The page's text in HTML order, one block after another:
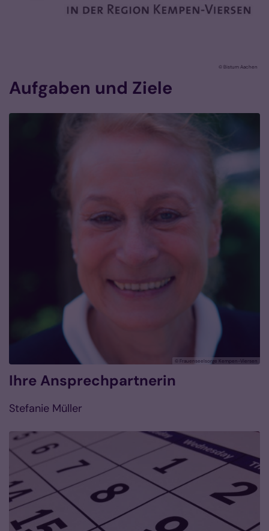
© Bistum Aachen
Aufgaben und Ziele
© Frauenseelsorge Kempen-Viersen
Ihre Ansprechpartnerin
Stefanie Müller